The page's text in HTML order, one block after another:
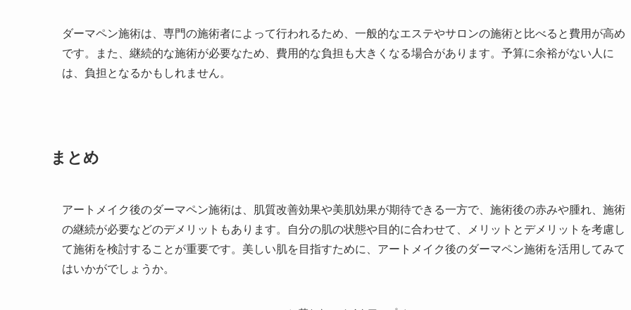
ダーマペン施術は、専門の施術者によって行われるため、一般的なエステやサロンの施術と比べると費用が高め
です。また、継続的な施術が必要なため、費用的な負担も大きくなる場合があります。予算に余裕がない人に
は、負担となるかもしれません。
まとめ
アートメイク後のダーマペン施術は、肌質改善効果や美肌効果が期待できる一方で、施術後の赤みや腫れ、施術
の継続が必要などのデメリットもあります。自分の肌の状態や目的に合わせて、メリットとデメリットを考慮し
て施術を検討することが重要です。美しい肌を目指すために、アートメイク後のダーマペン施術を活用してみて
はいかがでしょうか。